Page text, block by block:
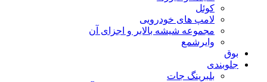
کوئل
لامپ های خودرویی
مجموعه شیشه بالابر و اجزای آن
وایرشمع
بوق
جلوبندی
بلبرینگ جات